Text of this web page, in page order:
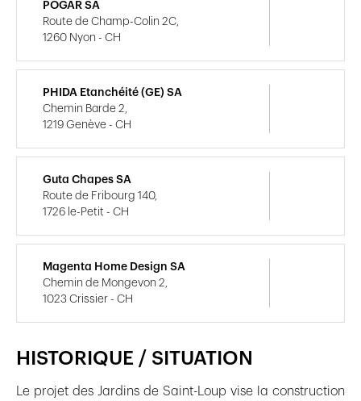
HISTORIQUE / SITUATION
Le projet des Jardins de Saint-Loup vise la construction
POGAR SA
Route de Champ-Colin 2C,
1260 Nyon - CH
PHIDA Etanchéité (GE) SA
Chemin Barde 2,
1219 Genève - CH
Guta Chapes SA
Route de Fribourg 140,
1726 le-Petit - CH
Magenta Home Design SA
Chemin de Mongevon 2,
1023 Crissier - CH